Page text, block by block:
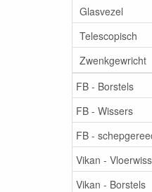
Glasvezel
Telescopisch
Zwenkgewricht
FB - Borstels
FB - Wissers
FB -
Vikan -
Vikan - Borstels